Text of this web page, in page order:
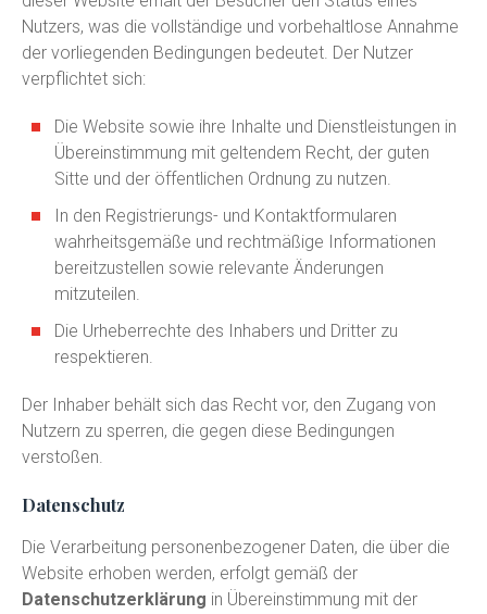
Nutzers, was die vollständige und vorbehaltlose Annahme
der vorliegenden Bedingungen bedeutet. Der Nutzer
verpflichtet sich:
Die Website sowie ihre Inhalte und Dienstleistungen in
Übereinstimmung mit geltendem Recht, der guten
Sitte und der öffentlichen Ordnung zu nutzen.
In den Registrierungs- und Kontaktformularen
wahrheitsgemäße und rechtmäßige Informationen
bereitzustellen sowie relevante Änderungen
mitzuteilen.
Die Urheberrechte des Inhabers und Dritter zu
respektieren.
Der Inhaber behält sich das Recht vor, den Zugang von
Nutzern zu sperren, die gegen diese Bedingungen
verstoßen.
Datenschutz
Die Verarbeitung personenbezogener Daten, die über die
Website erhoben werden, erfolgt gemäß der
Datenschutzerklärung in Übereinstimmung mit der